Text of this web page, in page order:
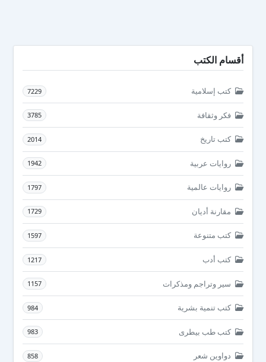
أقسام الكتب
كتب إسلامية 7229
فكر وثقافة 3785
كتب تاريخ 2014
روايات عربية 1942
روايات عالمية 1797
مقارنة أديان 1729
كتب متنوعة 1597
كتب أدب 1217
سير وتراجم ومذكرات 1157
كتب تنمية بشرية 984
كتب طب بيطرى 983
دواوين شعر 858